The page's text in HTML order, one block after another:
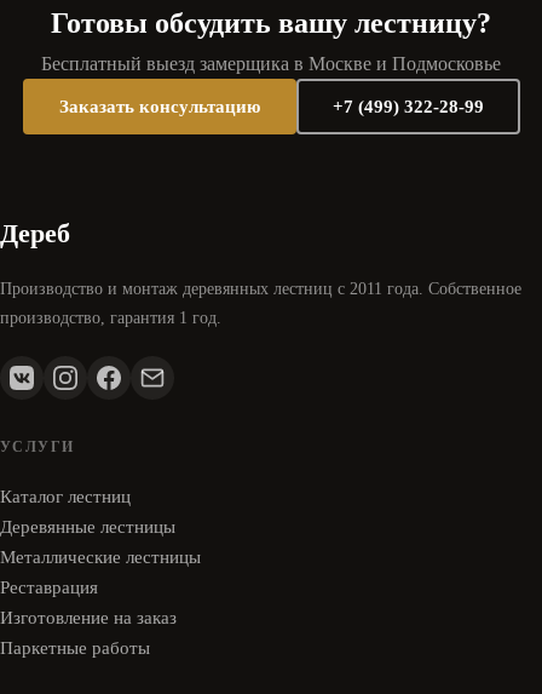
Готовы обсудить вашу лестницу?
Бесплатный выезд замерщика в Москве и Подмосковье
Заказать консультацию +7 (499) 322-28-99
Дереб
Производство и монтаж деревянных лестниц с 2011 года. Собственное
производство, гарантия 1 год.
УСЛУГИ
Каталог лестниц
Деревянные лестницы
Металлические лестницы
Реставрация
Изготовление на заказ
Паркетные работы